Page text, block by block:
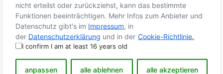
nicht erteilst oder zurückziehst, kann das bestimmte
Funktionen beeinträchtigen. Mehr Infos zum Anbieter und
Datenschutz gibt's im Impressum , in
der Datenschutzerklärung und in der Cookie-Richtlinie.
I confirm I am at least 16 years old
anpassen alle ablehnen alle akzeptieren
Karneval: ja – mit mir: nein
Vieraugengespräch: Podcast – Radio – Video